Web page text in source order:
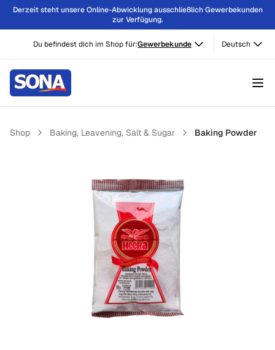
Derzeit steht unsere Online-Abwicklung ausschließlich Gewerbekunden
zur Verfügung.
Du befindest dich im Shop für:Gewerbekunde Deutsch
Shop Baking, Leavening, Salt & Sugar Baking Powder